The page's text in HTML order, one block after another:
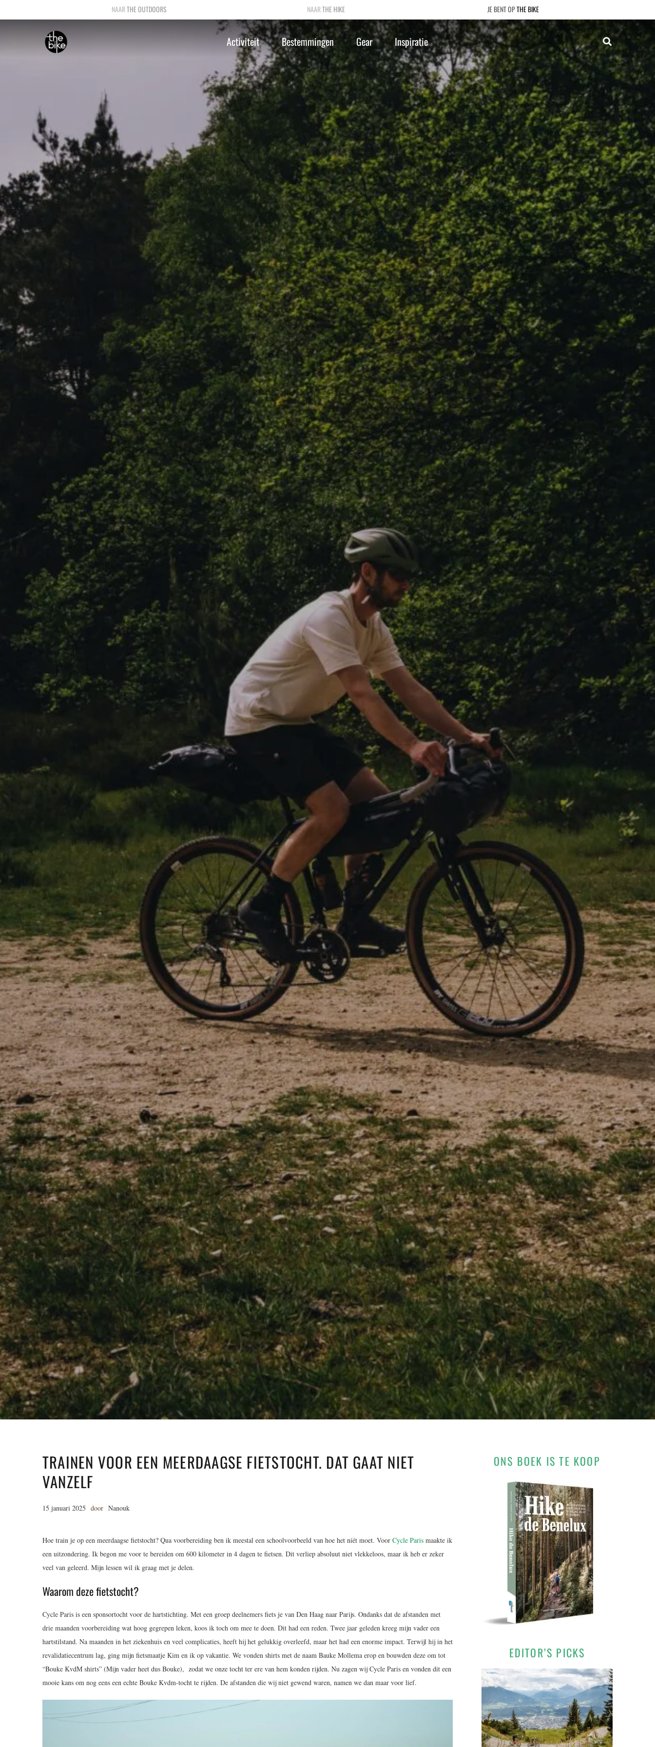
THE OUTDOORS THE HIKE THE BIKE
Activiteit Bestemmingen Gear Inspiratie
TRAINEN VOOR EEN MEERDAAGSE FIETSTOCHT. DAT GAAT NIET
VANZELF
15 januari 2025 door Nanouk
Hoe train je op een meerdaagse fietstocht? Qua voorbereiding ben ik meestal een schoolvoorbeeld van hoe het níét moet. Voor Cycle Paris maakte ik
een uitzondering. Ik begon me voor te bereiden om 600 kilometer in 4 dagen te fietsen. Dit verliep absoluut niet vlekkeloos, maar ik heb er zeker
veel van geleerd. Mijn lessen wil ik graag met je delen.
Waarom deze fietstocht?
Cycle Paris is een sponsortocht voor de hartstichting. Met een groep deelnemers fiets je van Den Haag naar Parijs. Ondanks dat de afstanden met
drie maanden voorbereiding wat hoog gegrepen leken, koos ik toch om mee te doen. Dit had een reden. Twee jaar geleden kreeg mijn vader een
hartstilstand. Na maanden in het ziekenhuis en veel complicaties, heeft hij het gelukkig overleefd, maar het had een enorme impact. Terwijl hij in het
revalidatiecentrum lag, ging mijn fietsmaatje Kim en ik op vakantie. We vonden shirts met de naam Bauke Mollema erop en bouwden deze om tot
“Bouke KvdM shirts” (Mijn vader heet dus Bouke), zodat we onze tocht ter ere van hem konden rijden. Nu zagen wij Cycle Paris en vonden dit een
mooie kans om nog eens een echte Bouke Kvdm-tocht te rijden. De afstanden die wij niet gewend waren, namen we dan maar voor lief.
ONS BOEK IS TE KOOP
EDITOR’S PICKS